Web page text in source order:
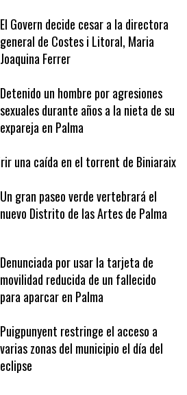
El Govern decide cesar a la directora
general de Costes i Litoral, Maria
Joaquina Ferrer
Detenido un hombre por agresiones
sexuales durante años a la nieta de su
expareja en Palma
una caída en el torrent de Biniaraix
Un gran paseo verde vertebrará el
nuevo Distrito de las Artes de Palma
Denunciada por usar la tarjeta de
movilidad reducida de un fallecido
para aparcar en Palma
Puigpunyent restringe el acceso a
varias zonas del municipio el día del
eclipse